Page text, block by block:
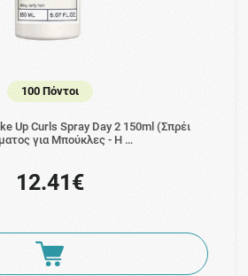
100 Πόντοι
Up Curls Spray Day 2 150ml (Σπρέι
για Μπούκλες - Η …
12.41€